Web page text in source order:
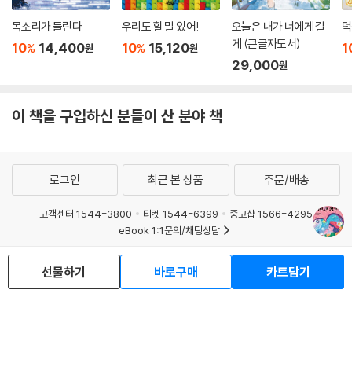
목소리가 들린다
10% 14,400원
우리도 할 말 있어!
10% 15,120원
오늘은 내가 너에게 갈
게 (큰글자도서)
29,000원
이 책을 구입하신 분들이 산 분야 책
선물하기 바로구매 카트담기
로그인 최근 본 상품 주문/배송
고객센터 1544-3800 티켓 1544-6399
중고샵 1566-4295
eBook 1:1문의/채팅상담
예스이십사(주) 사업자 정보
이용약관
개인정보처리방침
청소년보호정책
PC버전
회사소개
거래처관계자께